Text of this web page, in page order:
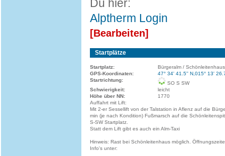
Du hier:
Alptherm Login
[Bearbeiten]
Startplätze
Startplatz:
Bürgeralm / Schönleitenhaus
GPS-Koordinaten:
47° 34' 41.5'' N,015° 13'
Startrichtung:
SO S SW
Schwierigkeit:
leicht
Höhe über NN:
1770
Auffahrt mit Lift:
Mit 2-er Sessellift von der Talstation in Aflenz auf die
min (je nach Kondition) Fußmarsch auf die
S-SW Startplatz.
Statt dem Lift gibt es auch ein Alm-Taxi
Hinweis: Rast bei Schönleitenhaus möglich.
Info's unter: